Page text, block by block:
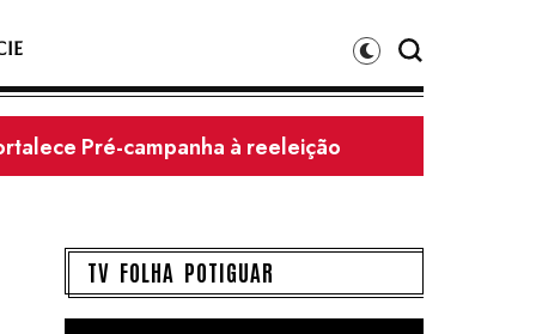
Felipe Guerra
TV FOLHA POTIGUAR